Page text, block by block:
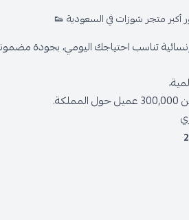
متجر شوزات في السعودية 👟
تناسب احتياجك اليومي، بجودة